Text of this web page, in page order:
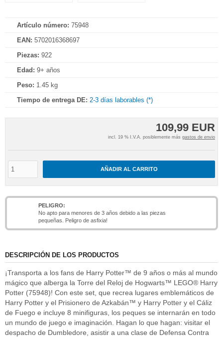
109,99 EUR
incl. 19 % I.V.A. posiblemente más gastos de envio
AÑADIR AL CARRITO
Artículo número: 75948
EAN: 5702016368697
Piezas: 922
Edad: 9+ años
Peso: 1.45 kg
Tiempo de entrega DE: 2-3 días laborables (*)
PELIGRO:
No apto para menores de 3 años debido a las piezas
pequeñas. Peligro de asfixia!
DESCRIPCIÓN DE LOS PRODUCTOS
¡Transporta a los fans de Harry Potter™ de 9 años o más al mundo
mágico que alberga la Torre del Reloj de Hogwarts™ LEGO® Harry
Potter (75948)! Con este set, que recrea lugares emblemáticos de
Harry Potter y el Prisionero de Azkabán™ y Harry Potter y el Cáliz
de Fuego e incluye 8 minifiguras, los peques se internarán en todo
un mundo de juego e imaginación. Hagan lo que hagan: visitar el
despacho de Dumbledore, asistir a una clase de Defensa Contra